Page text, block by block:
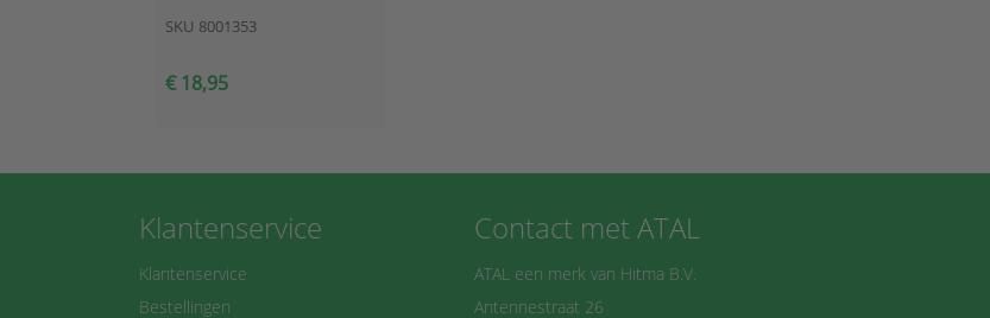
SKU 8001353
€ 18,95
Klantenservice
Klantenservice
Bestellingen
Contact met ATAL
ATAL een merk van Hitma B.V.
Antennestraat 26